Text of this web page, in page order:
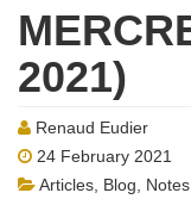
2021)
Renaud Eudier
24 February 2021
Articles Blog
Notes